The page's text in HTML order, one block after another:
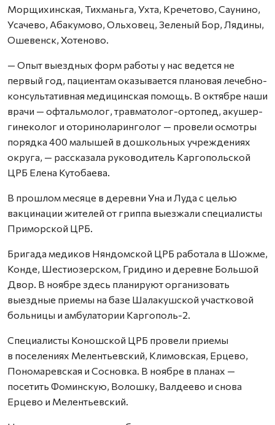
Морщихинская, Тихманьга, Ухта, Кречетово, Саунино,
Усачево, Абакумово, Ольховец, Зеленый Бор, Лядины,
Ошевенск, Хотеново.
— Опыт выездных форм работы у нас ведется не
первый год, пациентам оказывается плановая лечебно-
консультативная медицинская помощь. В октябре наши
врачи — офтальмолог, травматолог-ортопед, акушер-
гинеколог и оториноларинголог — провели осмотры
порядка 400 малышей в дошкольных учреждениях
округа, — рассказала руководитель Каргопольской
ЦРБ Елена Кутобаева.
В прошлом месяце в деревни Уна и Луда с целью
вакцинации жителей от гриппа выезжали специалисты
Приморской ЦРБ.
Бригада медиков Няндомской ЦРБ работала в Шожме,
Конде, Шестиозерском, Гридино и деревне Большой
Двор. В ноябре здесь планируют организовать
выездные приемы на базе Шалакушской участковой
больницы и амбулатории Каргополь-2.
Специалисты Коношской ЦРБ провели приемы
в поселениях Мелентьевский, Климовская, Ерцево,
Пономаревская и Сосновка. В ноябре в планах —
посетить Фоминскую, Волошку, Валдеево и снова
Ерцево и Мелентьевский.